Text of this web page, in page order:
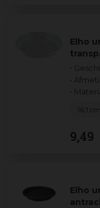
Elho
•
•
•
9,49
16,1 cm
Elho